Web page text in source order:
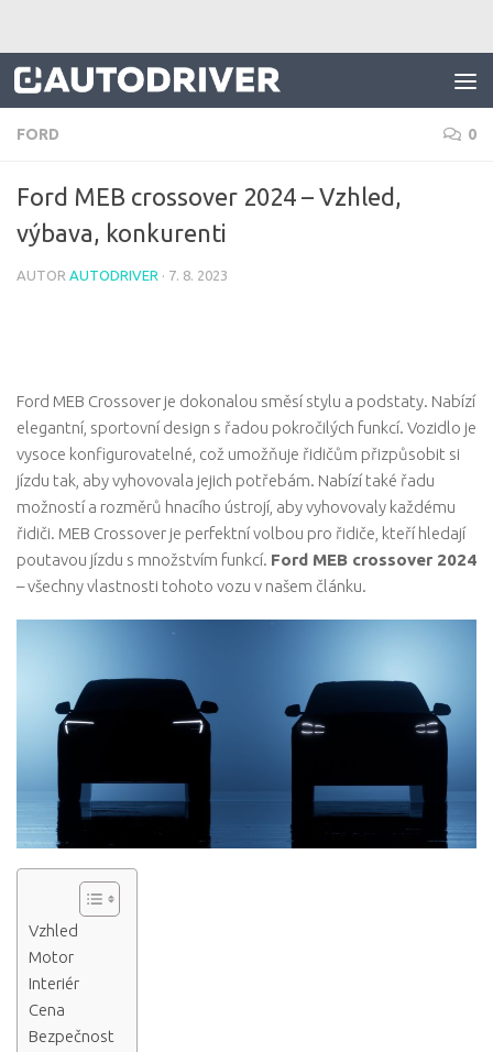
FORD 0
Ford MEB crossover 2024 – Vzhled,
výbava, konkurenti
AUTOR AUTODRIVER · 7. 8. 2023
Ford MEB Crossover je dokonalou směsí stylu a podstaty. Nabízí
elegantní, sportovní design s řadou pokročilých funkcí. Vozidlo je
vysoce konfigurovatelné, což umožňuje řidičům přizpůsobit si
jízdu tak, aby vyhovovala jejich potřebám. Nabízí také řadu
možností a rozměrů hnacího ústrojí, aby vyhovovaly každému
řidiči. MEB Crossover je perfektní volbou pro řidiče, kteří hledají
poutavou jízdu s množstvím funkcí. Ford MEB crossover 2024
– všechny vlastnosti tohoto vozu v našem článku.
Vzhled
Motor
Interiér
Cena
Bezpečnost